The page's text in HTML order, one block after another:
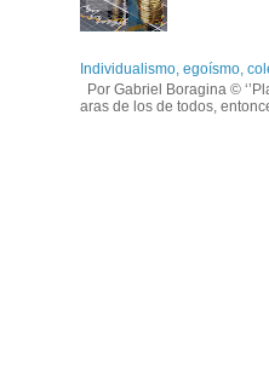
Individualismo, egoísmo,
Por Gabriel Boragina ©
aras de los de todos,